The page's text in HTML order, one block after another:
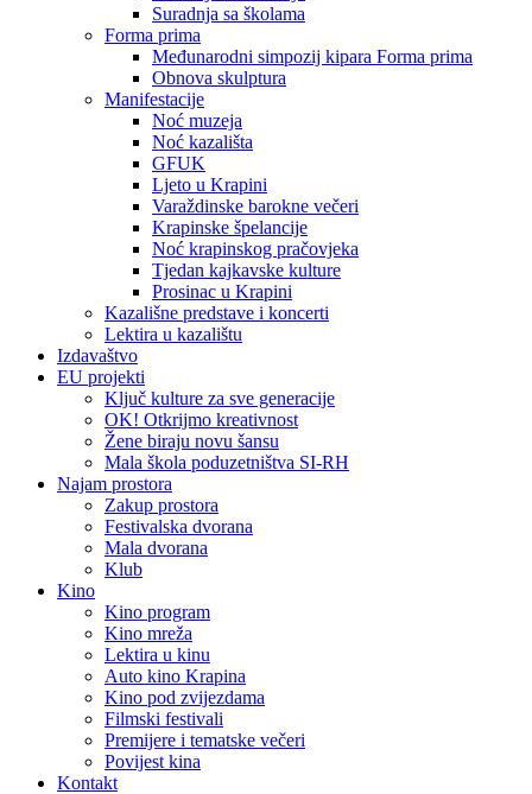
Suradnja sa školama
Forma prima
Međunarodni simpozij kipara Forma prima
Obnova skulptura
Manifestacije
Noć muzeja
Noć kazališta
GFUK
Ljeto u Krapini
Varaždinske barokne večeri
Krapinske špelancije
Noć krapinskog pračovjeka
Tjedan kajkavske kulture
Prosinac u Krapini
Kazališne predstave i koncerti
Lektira u kazalištu
Izdavaštvo
EU projekti
Ključ kulture za sve generacije
OK! Otkrijmo kreativnost
Žene biraju novu šansu
Mala škola poduzetništva SI-RH
Najam prostora
Zakup prostora
Festivalska dvorana
Mala dvorana
Klub
Kino
Kino program
Kino mreža
Lektira u kinu
Auto kino Krapina
Kino pod zvijezdama
Filmski festivali
Premijere i tematske večeri
Povijest kina
Kontakt